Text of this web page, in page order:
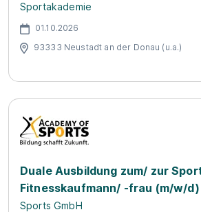
Sportakademie
01.10.2026
93333 Neustadt an der Donau (u.a.)
Duale Ausbildung zum/ zur
Fitnesskaufmann/ -frau (m/w/d)
Sports GmbH